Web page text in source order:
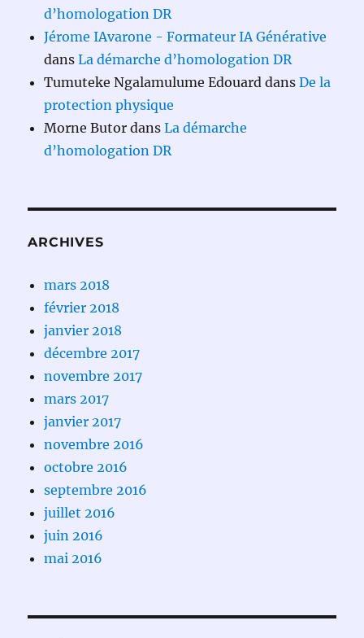
d’homologation DR
Jérome IAvarone - Formateur IA Générative
dansLa démarche d’homologation DR
Tumuteke Ngalamulume Edouard dansDe la
protection physique
Morne Butor dansLa démarche
d’homologation DR
ARCHIVES
mars 2018
février 2018
janvier 2018
décembre 2017
novembre 2017
mars 2017
janvier 2017
novembre 2016
octobre 2016
septembre 2016
juillet 2016
juin 2016
mai 2016